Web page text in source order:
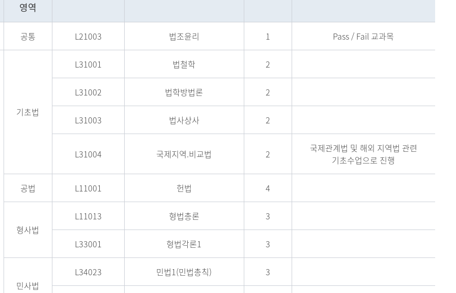
영역
공통 L21003 법조윤리 1 Pass / Fail 교과목
기초법
L31001 법철학 2
L31002 법학방법론 2
L31003 법사상사 2
L31004 국제지역.비교법 2
국제관계법 및 해외 지역법 관련
기초수업으로 진행
공법 L11001 헌법 4
형사법
L11013 형법총론 3
L33001 형법각론1 3
민사법
L34023 민법1(민법총칙) 3